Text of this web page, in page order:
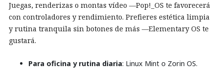
Juegas, renderizas o montas vídeo —Pop!_OS te favorecerá
con controladores y rendimiento. Prefieres estética limpia
y rutina tranquila sin botones de más —Elementary OS te
gustará.
Para oficina y rutina diaria: Linux Mint o Zorin OS.